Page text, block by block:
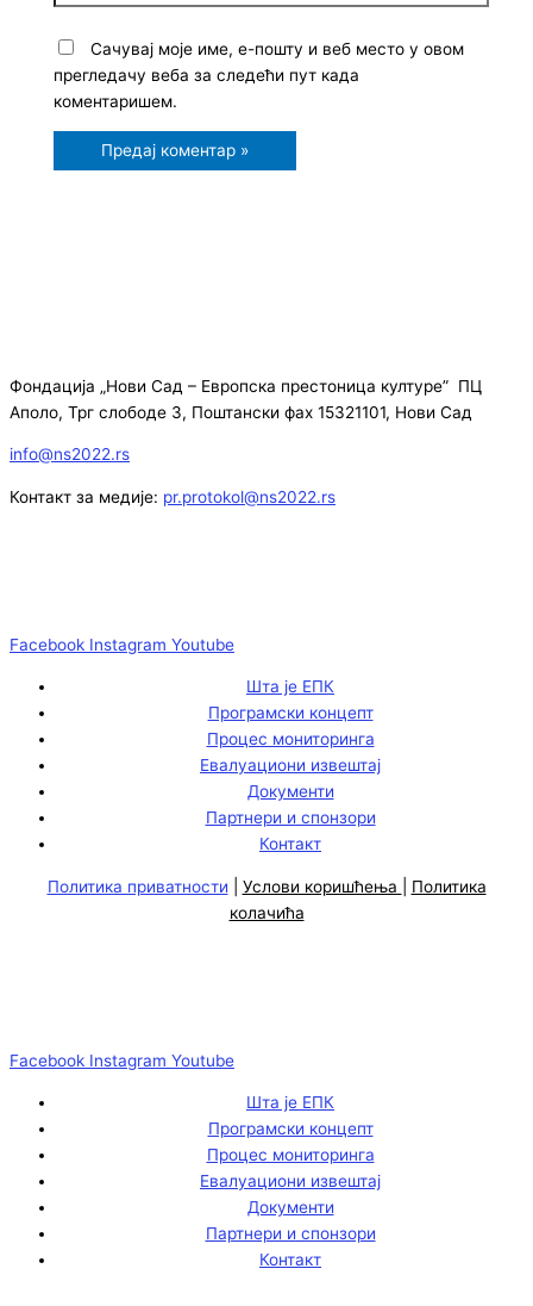
Сачувај моје име, е-пошту и веб место у овом
прегледачу веба за следећи пут када
коментаришем.
Фондација „Нови Сад – Европска престоница културе” ПЦ
Аполо, Трг слободе 3, Поштански фах 15321101, Нови Сад
info@ns2022.rs
Контакт за медије: pr.protokol@ns2022.rs
Facebook Instagram Youtube
Шта је ЕПК
Програмски концепт
Процес мониторинга
Евалуациони извештај
Документи
Партнери и спонзори
Контакт
Политика приватности Услови коришћења
Политика
колачића
Facebook Instagram Youtube
Шта је ЕПК
Програмски концепт
Процес мониторинга
Евалуациони извештај
Документи
Партнери и спонзори
Контакт